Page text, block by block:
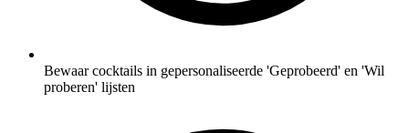
Bewaar cocktails in gepersonaliseerde 'Geprobeerd' en 'Wil
proberen' lijsten